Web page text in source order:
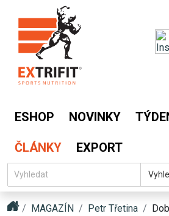
ESHOP NOVINKY
ČLÁNKY EXPORT
MAGAZÍN Petr Třetina